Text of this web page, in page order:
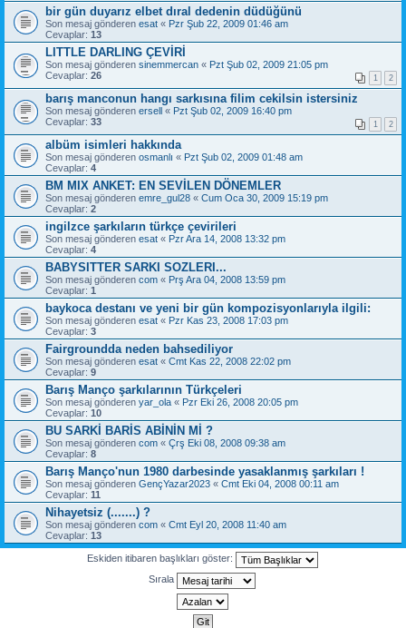
bir gün duyarız elbet dıral dedenin düdüğünü
Son mesaj gönderen esat « Pzr Şub 22, 2009 01:46 am
Cevaplar: 13
LITTLE DARLING ÇEVİRİ
Son mesaj gönderen sinemmercan « Pzt Şub 02, 2009 21:05 pm
Cevaplar: 26 1 2
barış manconun hangı sarkısına filim cekilsin istersiniz
Son mesaj gönderen ersell « Pzt Şub 02, 2009 16:40 pm
Cevaplar: 33 1 2
albüm isimleri hakkında
Son mesaj gönderen osmanlı « Pzt Şub 02, 2009 01:48 am
Cevaplar: 4
BM MIX ANKET: EN SEVİLEN DÖNEMLER
Son mesaj gönderen emre_gul28 « Cum Oca 30, 2009 15:19 pm
Cevaplar: 2
ingilzce şarkıların türkçe çevirileri
Son mesaj gönderen esat « Pzr Ara 14, 2008 13:32 pm
Cevaplar: 4
BABYSITTER SARKI SOZLERI...
Son mesaj gönderen com « Prş Ara 04, 2008 13:59 pm
Cevaplar: 1
baykoca destanı ve yeni bir gün kompozisyonlarıyla ilgili:
Son mesaj gönderen esat « Pzr Kas 23, 2008 17:03 pm
Cevaplar: 3
Fairgroundda neden bahsediliyor
Son mesaj gönderen esat « Cmt Kas 22, 2008 22:02 pm
Cevaplar: 9
Barış Manço şarkılarının Türkçeleri
Son mesaj gönderen yar_ola « Pzr Eki 26, 2008 20:05 pm
Cevaplar: 10
BU SARKİ BARİS ABİNİN Mİ ?
Son mesaj gönderen com « Çrş Eki 08, 2008 09:38 am
Cevaplar: 8
Barış Manço'nun 1980 darbesinde yasaklanmış şarkıları !
Son mesaj gönderen GençYazar2023 « Cmt Eki 04, 2008 00:11 am
Cevaplar: 11
Nihayetsiz (.......) ?
Son mesaj gönderen com « Cmt Eyl 20, 2008 11:40 am
Cevaplar: 13
Eskiden itibaren başlıkları göster:
Sırala